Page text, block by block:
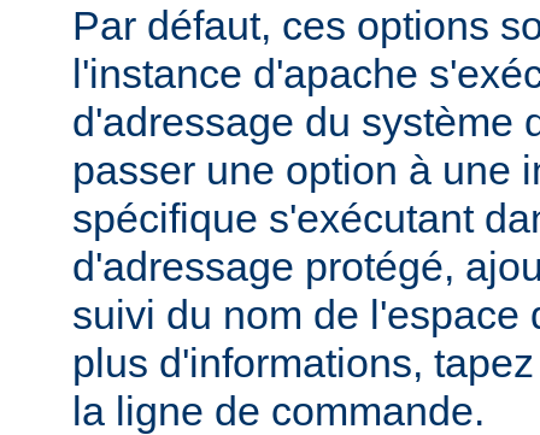
Par défaut, ces options
l'instance d'apache
d'adressage du système
passer une option à une
spécifique s'exécutant
d'adressage protégé,
suivi du nom de l'espace
plus d'informations,
la ligne de commande.